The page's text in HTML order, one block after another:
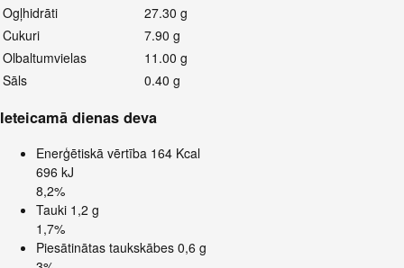
Ogļhidrāti
27.30 g
Cukuri
7.90 g
Olbaltumvielas
11.00 g
Sāls
0.40 g
Ieteicamā dienas deva
Enerģētiskā vērtība 164 Kcal
696 kJ
8,2%
Tauki 1,2 g
1,7%
Piesātinātas taukskābes 0,6 g